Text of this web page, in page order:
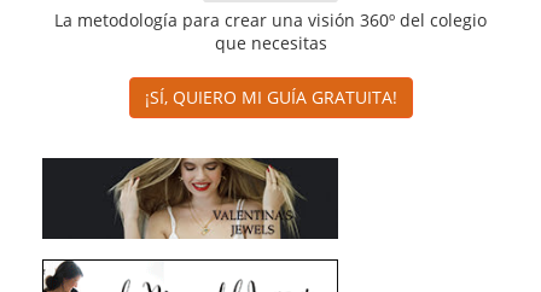
La metodología para crear una visión 360º del colegio
que necesitas
¡SÍ, QUIERO MI GUÍA GRATUITA!